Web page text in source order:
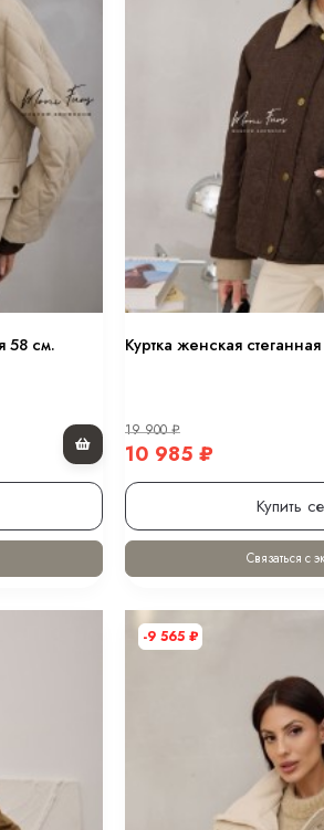
58 см. Куртка женская
19 900₽
10 985₽
Купить
Связаться с
-9 565₽